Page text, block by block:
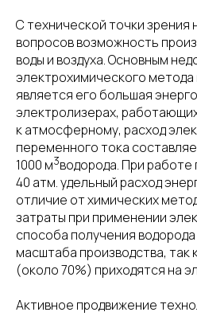
С технической точки зрения
вопросов возможность
воды и воздуха. Основным
электрохимического
является его большая
электролизерах,
к атмосферному, расход
переменного тока
1000 м3водорода. При
40 атм. удельный расход
отличие от химических
затраты при применении
способа получения
масштаба производства, так
(около 70%) приходятся на
Активное продвижение